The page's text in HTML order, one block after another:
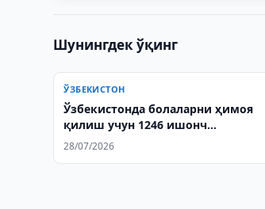
Шунингдек ўқинг
ЎЗБЕКИСТОН
Ўзбекистонда болаларни ҳимоя
қилиш учун 1246 ишонч
телефони ишга туширилди
28/07/2026